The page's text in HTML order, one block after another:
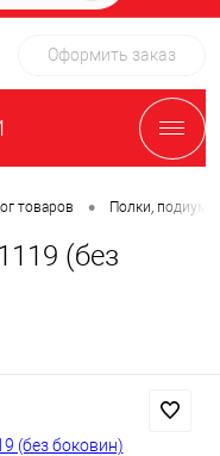
Оформить заказ
товаров • Полки,
(без